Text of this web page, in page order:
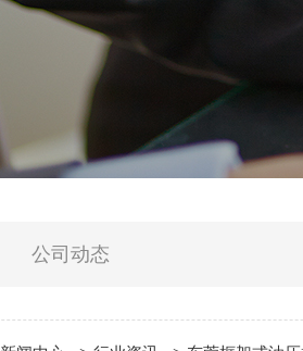
公司动态